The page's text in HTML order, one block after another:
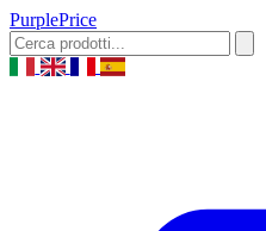
PurplePrice